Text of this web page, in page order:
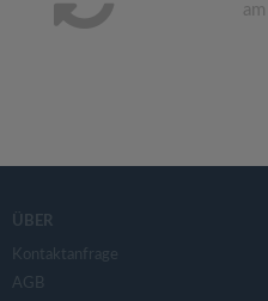
am
ÜBER
Kontaktanfrage
AGB